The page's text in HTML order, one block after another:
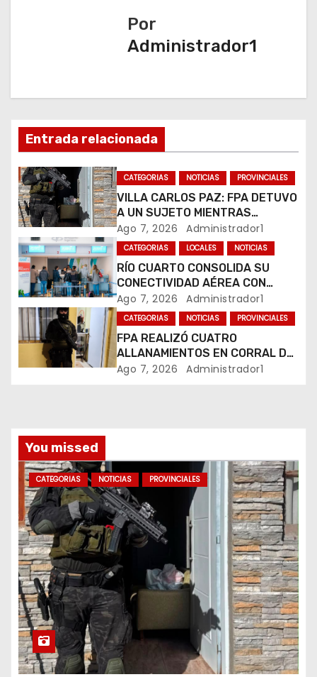
i
ó
n
d
e
e
n
t
r
a
a
s
Por
Administrador1
Entrada relacionada
CATEGORIAS NOTICIAS PROVINCIALES
VILLA CARLOS PAZ: FPA DETUVO
A UN SUJETO MIENTRAS
COMERCIALIZABA COCAÍNA Y
MARIHUANA EN UNA PLAZA
Ago 7, 2026 Administrador1
CATEGORIAS LOCALES NOTICIAS
RÍO CUARTO CONSOLIDA SU
CONECTIVIDAD AÉREA CON
CUATRO VUELOS SEMANALES A
BUENOS AIRES
Ago 7, 2026 Administrador1
CATEGORIAS NOTICIAS PROVINCIALES
FPA REALIZÓ CUATRO
ALLANAMIENTOS EN CORRAL DE
BUSTOS-IFFLINGER
Ago 7, 2026 Administrador1
You missed
CATEGORIAS NOTICIAS PROVINCIALES